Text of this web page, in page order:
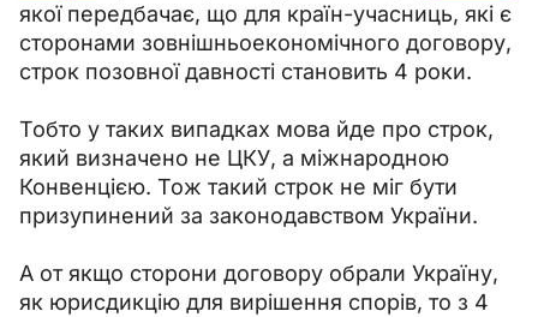
якої передбачає, що для країн-учасниць, які є
сторонами зовнішньоекономічного договору,
строк позовної давності становить 4 роки.
Тобто у таких випадках мова йде про строк,
який визначено не ЦКУ, а міжнародною
Конвенцією. Тож такий строк не міг бути
призупинений за законодавством України.
А от якщо сторони договору обрали Україну,
як юрисдикцію для вирішення спорів, то з 4